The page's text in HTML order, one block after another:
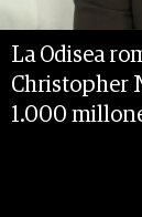
La Odisea
Christopher
1.000